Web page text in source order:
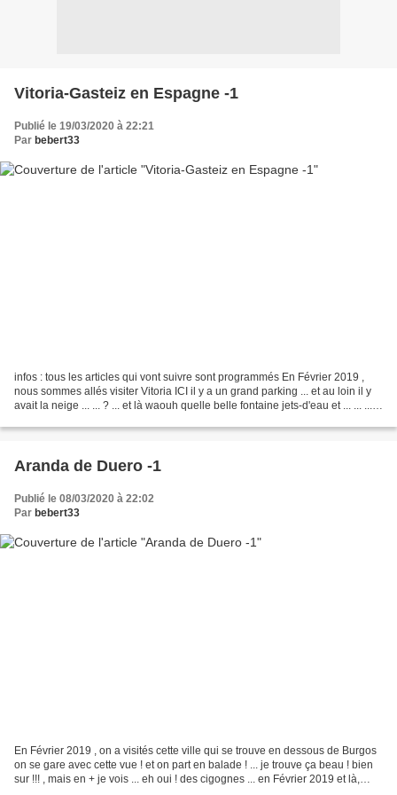
Vitoria-Gasteiz en Espagne -1
Publié le 19/03/2020 à 22:21
Par bebert33
infos : tous les articles qui vont suivre sont programmés En Février 2019 ,
nous sommes allés visiter Vitoria ICI il y a un grand parking ... et au loin il y
avait la neige ... ... ? ... et là waouh quelle belle fontaine jets-d'eau et ... ... ...
Aranda de Duero -1
Publié le 08/03/2020 à 22:02
Par bebert33
En Février 2019 , on a visités cette ville qui se trouve en dessous de Burgos
on se gare avec cette vue ! et on part en balade ! ... je trouve ça beau ! bien
sur !!! , mais en + je vois ... eh oui ! des cigognes ... en Février 2019 et là,